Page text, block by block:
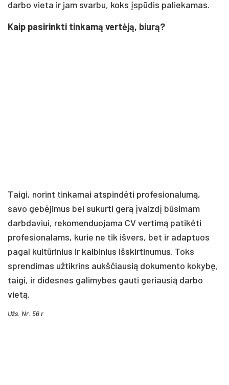
darbo vieta ir jam svarbu, koks įspūdis paliekamas.
Kaip pasirinkti tinkamą vertėją, biurą?
Taigi, norint tinkamai atspindėti profesionalumą,
savo gebėjimus bei sukurti gerą įvaizdį būsimam
darbdaviui, rekomenduojama CV vertimą patikėti
profesionalams, kurie ne tik išvers, bet ir adaptuos
pagal kultūrinius ir kalbinius išskirtinumus. Toks
sprendimas užtikrins aukščiausią dokumento kokybę,
taigi, ir didesnes galimybes gauti geriausią darbo
vietą.
Užs. Nr. 56 r